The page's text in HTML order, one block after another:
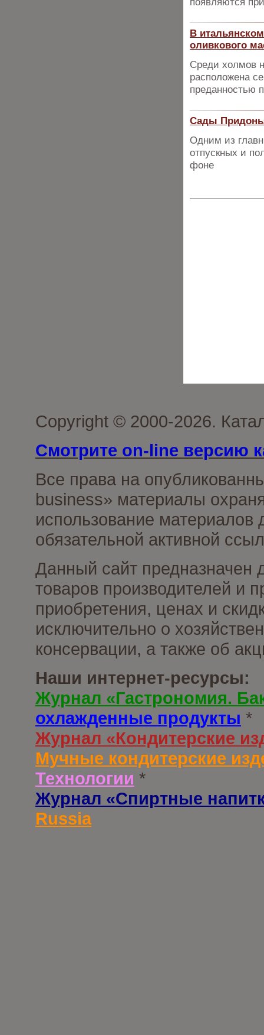
В
оливкового
Среди холмов
расположена
преданностью
Сады
Одним из
отпускных и
фоне
Copyright © 2000-2026.
Смотрите on-line версию
Все права на
business» материалы
использование материалов
обязательной активной
Данный сайт предназначен
товаров производителей и
приобретения, ценах и
исключительно о
консервации, а также об
Наши интернет-ресурсы:
Журнал «Гастрономия.
охлажденные продукты *
Журнал «Кондитерские
Мучные кондитерские
Технологии *
Журнал «Спиртные
Russia